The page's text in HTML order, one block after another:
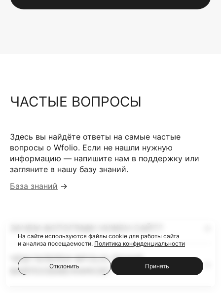
ЧАСТЫЕ ВОПРОСЫ
Здесь вы найдёте ответы на самые частые
вопросы о Wfolio. Если не нашли нужную
информацию — напишите нам в поддержку или
загляните в нашу базу знаний.
База знаний →
ЧЕМ ГАЛЕРЕИ WFOLIO ЛУЧШЕ
ФАЙЛООБМЕННИКОВ?
На сайте используются файлы cookie для работы сайта
и анализа посещаемости. Политика конфиденциальности
Отклонить Принять